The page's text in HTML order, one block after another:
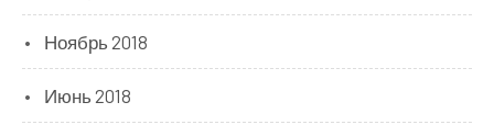
Ноябрь 2018
Июнь 2018